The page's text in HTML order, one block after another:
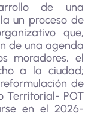
de una
un proceso de
que,
de una agenda
moradores, el
a la ciudad;
de
Territorial- POT
en el 2026-